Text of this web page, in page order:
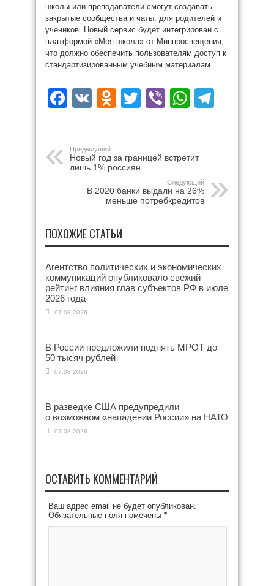
школы или преподаватели смогут создавать
закрытые сообщества и чаты, для родителей и
учеников. Новый сервис будет интегрирован с
платформой «Моя школа» от Минпросвещения,
что должно обеспечить пользователям доступ к
стандартизированным учебным материалам.
Facebook
VK Odnoklassniki
Twitter
Viber
Предыдущий
Новый год за границей встретит
лишь 1% россиян
Следующий
В 2020 банки выдали на 26%
меньше потребкредитов
ПОХОЖИЕ СТАТЬИ
Агентство политических и экономических
коммуникаций опубликовало свежий
рейтинг влияния глав субъектов РФ в июле
2026 года
07.08.2026
В России предложили поднять МРОТ до
50 тысяч рублей
07.08.2026
В разведке США предупредили
о возможном «нападении России» на НАТО
07.08.2026
ОСТАВИТЬ КОММЕНТАРИЙ
Ваш адрес email не будет опубликован.
Обязательные поля помечены *